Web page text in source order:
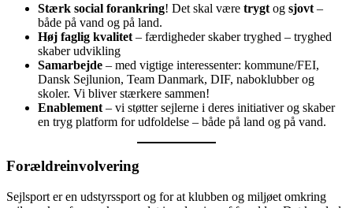
Stærk social forankring! Det skal være trygt og sjovt –
både på vand og på land.
Høj faglig kvalitet – færdigheder skaber tryghed – tryghed
skaber udvikling
Samarbejde – med vigtige interessenter: kommune/FEI,
Dansk Sejlunion, Team Danmark, DIF, naboklubber og
skoler. Vi bliver stærkere sammen!
Enablement – vi støtter sejlerne i deres initiativer og skaber
en tryg platform for udfoldelse – både på land og på vand.
Forældreinvolvering
Sejlsport er en udstyrssport og for at klubben og miljøet omkring